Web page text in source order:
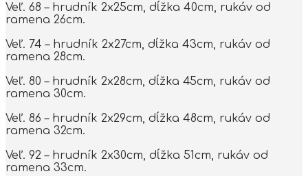
Veľ. 68 – hrudník 2x25cm, dĺžka 40cm, rukáv od
ramena 26cm.
Veľ. 74 – hrudník 2x27cm, dĺžka 43cm, rukáv od
ramena 28cm.
Veľ. 80 – hrudník 2x28cm, dĺžka 45cm, rukáv od
ramena 30cm.
Veľ. 86 – hrudník 2x29cm, dĺžka 48cm, rukáv od
ramena 32cm.
Veľ. 92 – hrudník 2x30cm, dĺžka 51cm, rukáv od
ramena 33cm.